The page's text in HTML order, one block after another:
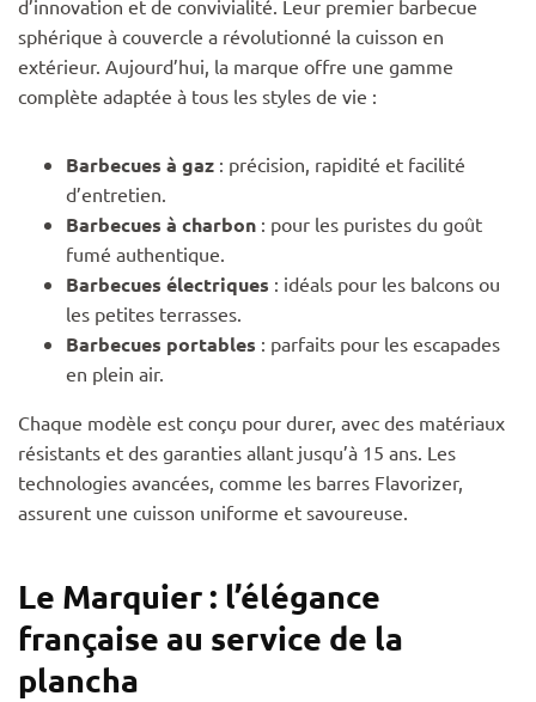
d’innovation et de convivialité. Leur premier barbecue
sphérique à couvercle a révolutionné la cuisson en
extérieur. Aujourd’hui, la marque offre une gamme
complète adaptée à tous les styles de vie :
Barbecues à gaz : précision, rapidité et facilité
d’entretien.
Barbecues à charbon : pour les puristes du goût
fumé authentique.
Barbecues électriques : idéals pour les balcons ou
les petites terrasses.
Barbecues portables : parfaits pour les escapades
en plein air.
Chaque modèle est conçu pour durer, avec des matériaux
résistants et des garanties allant jusqu’à 15 ans. Les
technologies avancées, comme les barres Flavorizer,
assurent une cuisson uniforme et savoureuse.
Le Marquier : l’élégance
française au service de la
plancha